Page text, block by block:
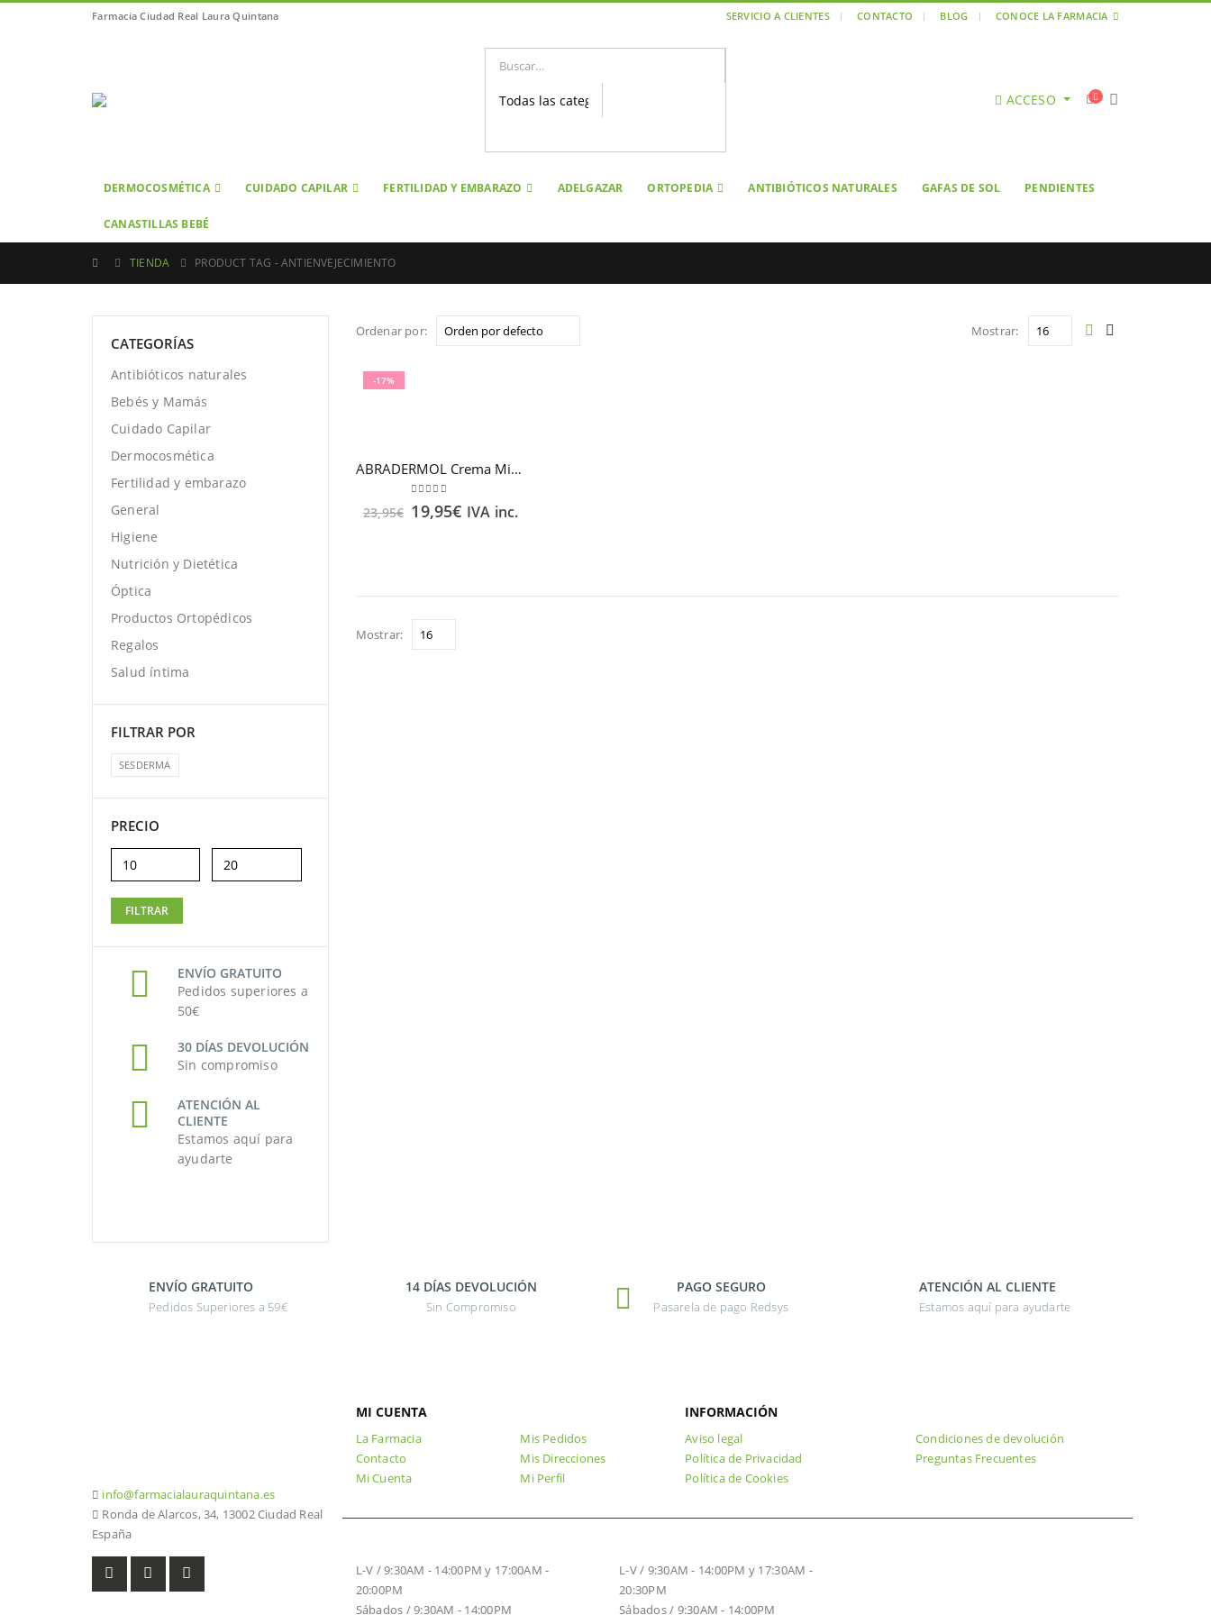
Farmacia Ciudad Real Laura Quintana SERVICIO A CLIENTES CONTACTO BLOG CONOCE LA FARMACIA
ACCESO
DERMOCOSMÉTICA CUIDADO CAPILAR FERTILIDAD Y EMBARAZO ADELGAZAR ORTOPEDIA ANTIBIÓTICOS NATURALES GAFAS DE SOL PENDIENTES
CANASTILLAS BEBÉ
TIENDA PRODUCT TAG -ANTIENVEJECIMIENTO
Ordenar por: Mostrar:
-17%
ABRADERMOL Crema Microdermoabrasión 50 ml
0 out of 5
23,95€ 19,95€ IVA inc.
Mostrar:
CATEGORÍAS
Antibióticos naturales
Bebés y Mamás
Cuidado Capilar
Dermocosmética
Fertilidad y embarazo
General
Higiene
Nutrición y Dietética
Óptica
Productos Ortopédicos
Regalos
Salud íntima
FILTRAR POR
SESDERMA
PRECIO
mínimo
máximo
FILTRAR
ENVÍO GRATUITO
Pedidos superiores a
50€
30 DÍAS DEVOLUCIÓN
Sin compromiso
ATENCIÓN AL
CLIENTE
Estamos aquí para
ayudarte
ENVÍO GRATUITO
Pedidos Superiores a 59€
14 DÍAS DEVOLUCIÓN
Sin Compromiso
PAGO SEGURO
Pasarela de pago Redsys
ATENCIÓN AL CLIENTE
Estamos aquí para ayudarte
info@farmacialauraquintana.es
Ronda de Alarcos, 34, 13002 Ciudad Real
España
MI CUENTA
La Farmacia
Contacto
Mi Cuenta
Mis Pedidos
Mis Direcciones
Mi Perfil
INFORMACIÓN
Aviso legal
Política de Privacidad
Política de Cookies
Condiciones de devolución
Preguntas Frecuentes
L-V / 9:30AM - 14:00PM y 17:00AM -
20:00PM
Sábados / 9:30AM - 14:00PM
L-V / 9:30AM - 14:00PM y 17:30AM -
20:30PM
Sábados / 9:30AM - 14:00PM